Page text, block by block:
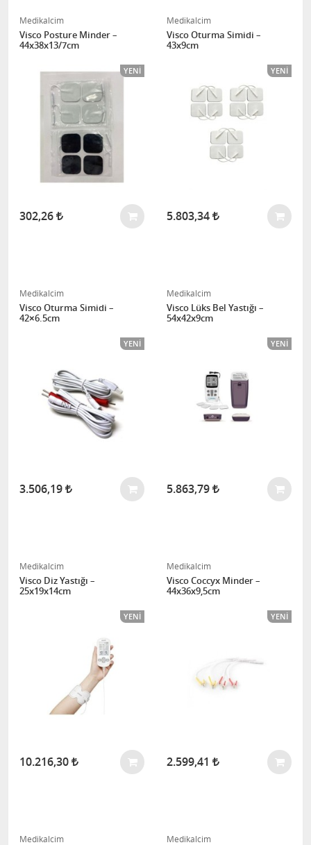
Medikalcim
Visco Posture Minder –
44x38x13/7cm
YENI
302,26
Medikalcim
Visco Oturma Simidi –
43x9cm
YENI
5.803,34
Medikalcim
Visco Oturma Simidi –
42×6.5cm
YENI
3.506,19
Medikalcim
Visco Lüks Bel Yastığı –
54x42x9cm
YENI
5.863,79
Medikalcim
Visco Diz Yastığı –
25x19x14cm
YENI
10.216,30
Medikalcim
Visco Coccyx Minder –
44x36x9,5cm
YENI
2.599,41
Medikalcim Medikalcim